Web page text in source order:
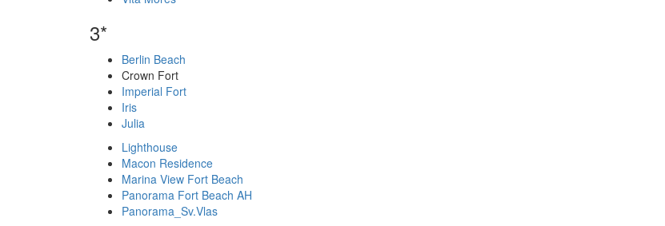
3*
Berlin Beach
Crown Fort
Imperial Fort
Iris
Julia
Lighthouse
Macon Residence
Marina View Fort Beach
Panorama Fort Beach AH
Panorama_Sv.Vlas